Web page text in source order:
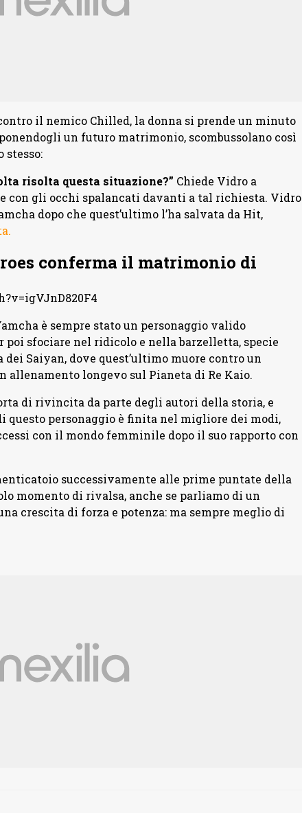
il nemico Chilled, la donna si prende un minuto
un futuro matrimonio, scombussolano così
stesso:
risolta questa situazione?” Chiede Vidro a
con gli occhi spalancati davanti a tal richiesta. Vidro
dopo che quest’ultimo l’ha salvata da Hit,
conferma il matrimonio di
è sempre stato un personaggio valido
sfociare nel ridicolo e nella barzelletta, specie
Saiyan, dove quest’ultimo muore contro un
allenamento longevo sul Pianeta di Re Kaio.
di rivincita da parte degli autori della storia, e
questo personaggio è finita nel migliore dei modi,
con il mondo femminile dopo il suo rapporto con
successivamente alle prime puntate della
momento di rivalsa, anche se parliamo di un
crescita di forza e potenza: ma sempre meglio di